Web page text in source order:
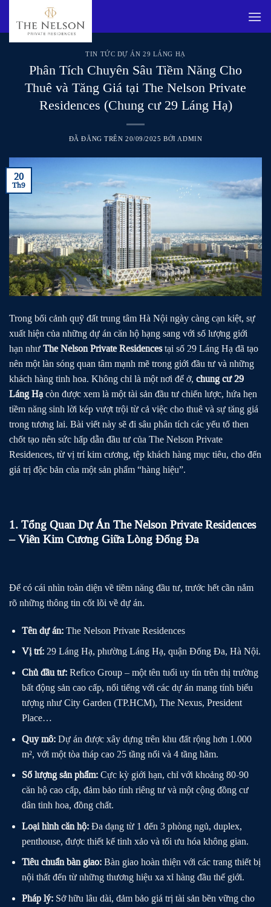
TIN TỨC DỰ ÁN 29 LÁNG HẠ
Phân Tích Chuyên Sâu Tiềm Năng Cho
Thuê và Tăng Giá tại The Nelson Private
Residences (Chung cư 29 Láng Hạ)
ĐÃ ĐĂNG TRÊN20/09/2025 BỞI ADMIN
20
Th9
Trong bối cảnh quỹ đất trung tâm Hà Nội ngày càng cạn kiệt, sự
xuất hiện của những dự án căn hộ hạng sang với số lượng giới
hạn như The Nelson Private Residences tại số 29 Láng Hạ đã tạo
nên một làn sóng quan tâm mạnh mẽ trong giới đầu tư và những
khách hàng tinh hoa. Không chỉ là một nơi để ở, chung cư 29
Láng Hạ còn được xem là một tài sản đầu tư chiến lược, hứa hẹn
tiềm năng sinh lời kép vượt trội từ cả việc cho thuê và sự tăng giá
trong tương lai. Bài viết này sẽ đi sâu phân tích các yếu tố then
chốt tạo nên sức hấp dẫn đầu tư của The Nelson Private
Residences, từ vị trí kim cương, tệp khách hàng mục tiêu, cho đến
giá trị độc bản của một sản phẩm “hàng hiệu”.
1. Tổng Quan Dự Án The Nelson Private Residences
– Viên Kim Cương Giữa Lòng Đống Đa
Để có cái nhìn toàn diện về tiềm năng đầu tư, trước hết cần nắm
rõ những thông tin cốt lõi về dự án.
Tên dự án:The Nelson Private Residences
Vị trí:29 Láng Hạ, phường Láng Hạ, quận Đống Đa, Hà Nội.
Chủ đầu tư:Refico Group – một tên tuổi uy tín trên thị trường
bất động sản cao cấp, nổi tiếng với các dự án mang tính biểu
tượng như City Garden (TP.HCM), The Nexus, President
Place…
Quy mô:Dự án được xây dựng trên khu đất rộng hơn 1.000
m², với một tòa tháp cao 25 tầng nổi và 4 tầng hầm.
Số lượng sản phẩm:Cực kỳ giới hạn, chỉ với khoảng 80-90
căn hộ cao cấp, đảm bảo tính riêng tư và một cộng đồng cư
dân tinh hoa, đồng chất.
Loại hình căn hộ:Đa dạng từ 1 đến 3 phòng ngủ, duplex,
penthouse, được thiết kế tinh xảo và tối ưu hóa không gian.
Tiêu chuẩn bàn giao:Bàn giao hoàn thiện với các trang thiết bị
nội thất đến từ những thương hiệu xa xỉ hàng đầu thế giới.
Pháp lý:Sở hữu lâu dài, đảm bảo giá trị tài sản bền vững cho